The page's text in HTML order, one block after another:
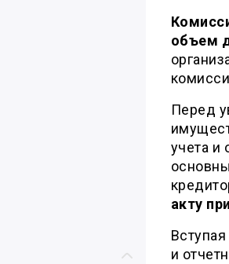
объем
Перед
учета и
акту
и